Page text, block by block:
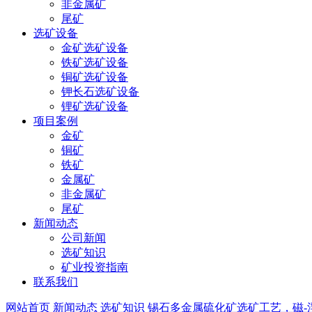
非金属矿
尾矿
选矿设备
金矿选矿设备
铁矿选矿设备
铜矿选矿设备
钾长石选矿设备
锂矿选矿设备
项目案例
金矿
铜矿
铁矿
金属矿
非金属矿
尾矿
新闻动态
公司新闻
选矿知识
矿业投资指南
联系我们
网站首页 新闻动态 选矿知识 锡石多金属硫化矿选矿工艺，磁-